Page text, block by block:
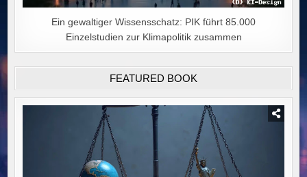
Ein gewaltiger Wissensschatz: PIK führt 85.000
Einzelstudien zur Klimapolitik zusammen
FEATURED BOOK